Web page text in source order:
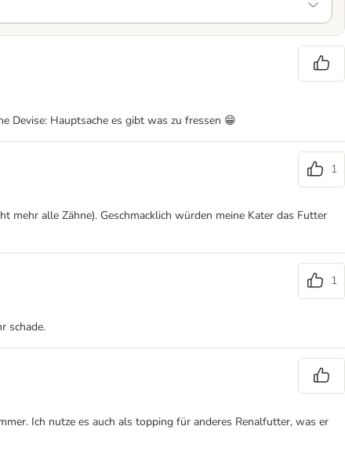
Devise: Hauptsache es gibt was zu fressen 😁
1
mehr alle Zähne). Geschmacklich würden meine Kater das Futter
1
schade.
Ich nutze es auch als topping für anderes Renalfutter, was er